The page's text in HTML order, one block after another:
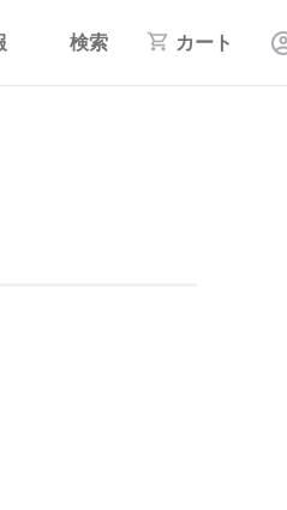
検索 カート